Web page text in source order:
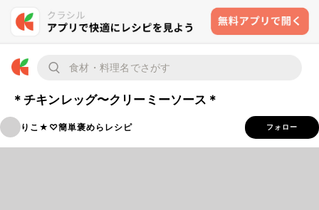
＊チキンレッグ〜クリーミーソース＊
りこ★♡簡単褒めらレシピ フォロー